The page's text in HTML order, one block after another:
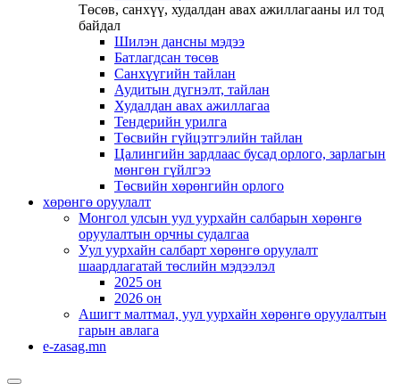
Төсөв, санхүү, худалдан авах ажиллагааны ил тод
байдал
Шилэн дансны мэдээ
Батлагдсан төсөв
Санхүүгийн тайлан
Аудитын дүгнэлт, тайлан
Худалдан авах ажиллагаа
Тендерийн урилга
Төсвийн гүйцэтгэлийн тайлан
Цалингийн зардлаас бусад орлого, зарлагын
мөнгөн гүйлгээ
Төсвийн хөрөнгийн орлого
хөрөнгө оруулалт
Монгол улсын уул уурхайн салбарын хөрөнгө
оруулалтын орчны судалгаа
Уул уурхайн салбарт хөрөнгө оруулалт
шаардлагатай төслийн мэдээлэл
2025 он
2026 он
Ашигт малтмал, уул уурхайн хөрөнгө оруулалтын
гарын авлага
e-zasag.mn